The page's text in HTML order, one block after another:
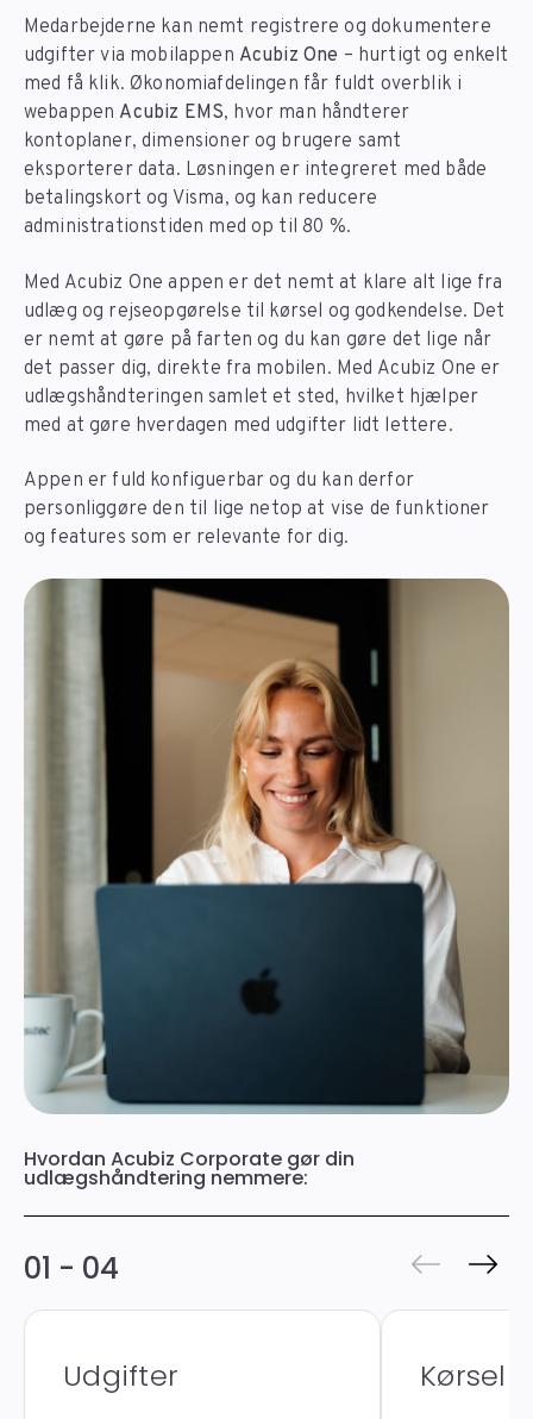
Medarbejderne kan nemt registrere og dokumentere
udgifter via mobilappen Acubiz One – hurtigt og enkelt
med få klik.Økonomiafdelingen får fuldt overblik i
webappen Acubiz EMS, hvor man håndterer
kontoplaner, dimensioner og brugere samt
eksporterer data. Løsningen er integreret med både
betalingskort og Visma, og kan reducere
administrationstiden med op til 80 %.
Med Acubiz One appen er det nemt at klare alt lige fra
udlæg og rejseopgørelse til kørsel og godkendelse. Det
er nemt at gøre på farten og du kan gøre det lige når
det passer dig, direkte fra mobilen. Med Acubiz One er
udlægshåndteringen samlet et sted, hvilket hjælper
med at gøre hverdagen med udgifter lidt lettere.
Appen er fuld konfiguerbar og du kan derfor
personliggøre den til lige netop at vise de funktioner
og features som er relevante for dig.
Hvordan Acubiz Corporate gør din
udlægshåndtering nemmere:
01 - 04
Udgifter Kørsel